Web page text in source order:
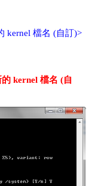
kernel 檔名 (自訂)>
kernel 檔名 (自